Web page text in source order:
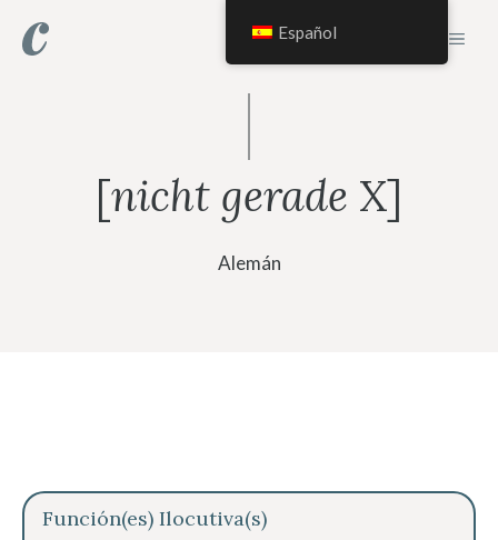
[nicht gerade X]
Alemán
Función(es) Ilocutiva(s)
Español